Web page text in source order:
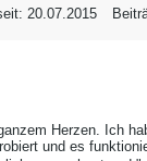
20.07.2015
Herzen. Ich
und es